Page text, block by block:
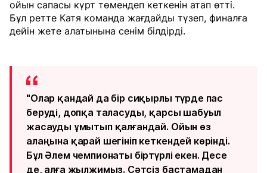
ойын сапасы күрт төмендеп кеткенін атап өтті.
Бұл ретте Катя команда жағдайды түзеп, финалға
дейін жете алатынына сенім білдірді.
"Олар қандай да бір сиқырлы түрде пас
беруді, допқа таласуды, қарсы шабуыл
жасауды ұмытып қалғандай. Ойын өз
алаңына қарай шегініп кеткендей көрінді.
Бұл Әлем чемпионаты біртүрлі екен. Десе
де, алға жылжимыз. Сәтсіз бастамадан